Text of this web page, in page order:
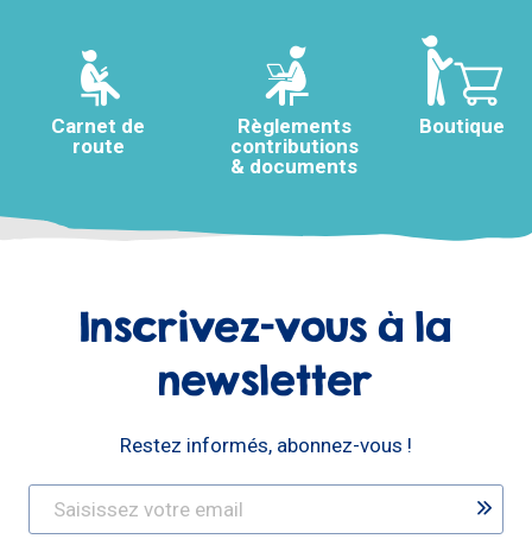
Carnet de
route
Règlements
contributions
& documents
Boutique
Inscrivez-vous à la
newsletter
Restez informés, abonnez-vous !